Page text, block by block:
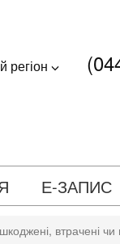
регіон
Е-ЗАПИС
втрачені